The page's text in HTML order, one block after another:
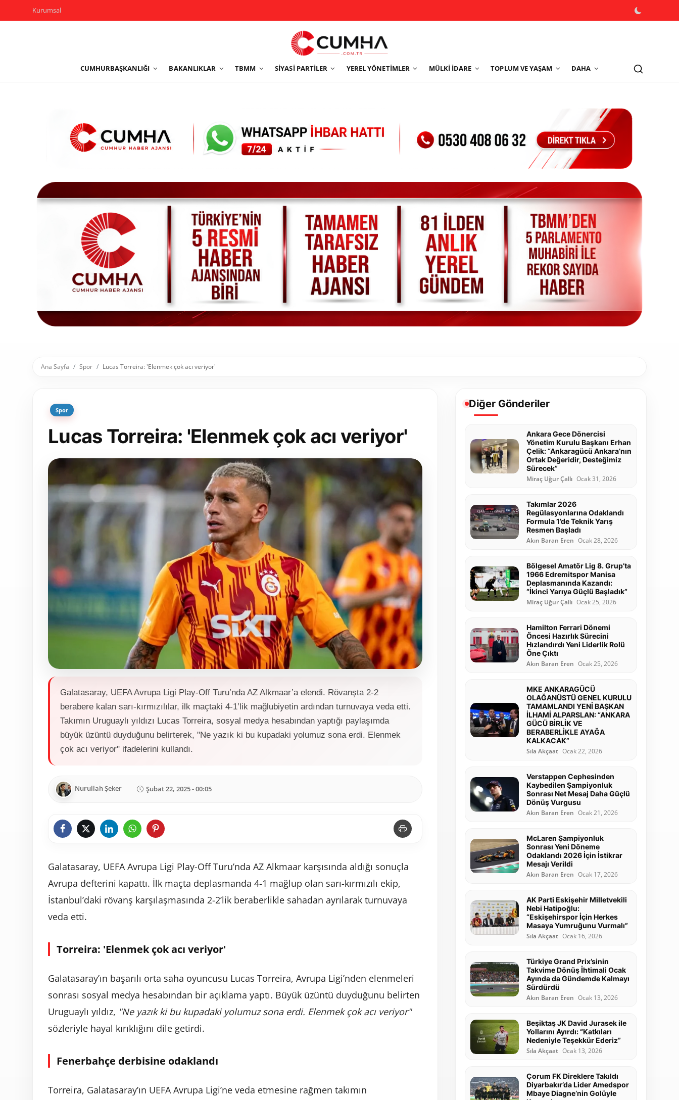
Kurumsal
CUMHURBAŞKANLIĞI BAKANLIKLAR TBMM SIYASI PARTILER YEREL YÖNETIMLER MÜLKI İDARE TOPLUM VE YAŞAM DAHA
Yerel Yönetimler
Sivil Toplum Kuruluşları
Kamu Kurumları ve Üst Kurullar
Resmi Reklamlar
Ana Sayfa Spor Lucas Torreira: 'Elenmek çok acı veriyor'
Spor
Lucas Torreira: 'Elenmek çok acı veriyor'
Galatasaray, UEFA Avrupa Ligi Play-Off Turu’nda AZ Alkmaar’a elendi. Rövanşta 2-2
berabere kalan sarı-kırmızılılar, ilk maçtaki 4-1’lik mağlubiyetin ardından turnuvaya veda etti.
Takımın Uruguaylı yıldızı Lucas Torreira, sosyal medya hesabından yaptığı paylaşımda
büyük üzüntü duyduğunu belirterek, "Ne yazık ki bu kupadaki yolumuz sona erdi. Elenmek
çok acı veriyor" ifadelerini kullandı.
Nurullah Şeker Şubat 22, 2025 - 00:05
Galatasaray, UEFA Avrupa Ligi Play-Off Turu’nda AZ Alkmaar karşısında aldığı sonuçla
Avrupa defterini kapattı. İlk maçta deplasmanda 4-1 mağlup olan sarı-kırmızılı ekip,
İstanbul’daki rövanş karşılaşmasında 2-2’lik beraberlikle sahadan ayrılarak turnuvaya
veda etti.
Torreira: 'Elenmek çok acı veriyor'
Galatasaray’ın başarılı orta saha oyuncusu Lucas Torreira, Avrupa Ligi’nden elenmeleri
sonrası sosyal medya hesabından bir açıklama yaptı. Büyük üzüntü duyduğunu belirten
Uruguaylı yıldız, "Ne yazık ki bu kupadaki yolumuz sona erdi. Elenmek çok acı veriyor"
sözleriyle hayal kırıklığını dile getirdi.
Fenerbahçe derbisine odaklandı
Torreira, Galatasaray’ın UEFA Avrupa Ligi’ne veda etmesine rağmen takımın
Diğer Gönderiler
Ankara Gece Dönercisi
Yönetim Kurulu Başkanı Erhan
Çelik: “Ankaragücü Ankara’nın
Ortak Değeridir, Desteğimiz
Sürecek”
Miraç Uğur Çallı Ocak 31, 2026
Takımlar 2026
Regülasyonlarına Odaklandı
Formula 1’de Teknik Yarış
Resmen Başladı
Akın Baran Eren Ocak 28, 2026
Bölgesel Amatör Lig 8. Grup’ta
1966 Edremitspor Manisa
Deplasmanında Kazandı:
“İkinci Yarıya Güçlü Başladık”
Miraç Uğur Çallı Ocak 25, 2026
Hamilton Ferrari Dönemi
Öncesi Hazırlık Sürecini
Hızlandırdı Yeni Liderlik Rolü
Öne Çıktı
Akın Baran Eren Ocak 25, 2026
MKE ANKARAGÜCÜ
OLAĞANÜSTÜ GENEL KURULU
TAMAMLANDI YENİ BAŞKAN
İLHAMİ ALPARSLAN: “ANKARA
GÜCÜ BİRLİK VE
BERABERLİKLE AYAĞA
KALKACAK”
Sıla Akçaat Ocak 22, 2026
Verstappen Cephesinden
Kaybedilen Şampiyonluk
Sonrası Net Mesaj Daha Güçlü
Dönüş Vurgusu
Akın Baran Eren Ocak 21, 2026
McLaren Şampiyonluk
Sonrası Yeni Döneme
Odaklandı 2026 İçin İstikrar
Mesajı Verildi
Akın Baran Eren Ocak 17, 2026
AK Parti Eskişehir Milletvekili
Nebi Hatipoğlu:
“Eskişehirspor İçin Herkes
Masaya Yumruğunu Vurmalı”
Sıla Akçaat Ocak 16, 2026
Türkiye Grand Prix’sinin
Takvime Dönüş İhtimali Ocak
Ayında da Gündemde Kalmayı
Sürdürdü
Akın Baran Eren Ocak 13, 2026
Beşiktaş JK David Jurasek ile
Yollarını Ayırdı: “Katkıları
Nedeniyle Teşekkür Ederiz”
Sıla Akçaat Ocak 13, 2026
Çorum FK Direklere Takıldı
Diyarbakır’da Lider Amedspor
Mbaye Diagne’nin Golüyle